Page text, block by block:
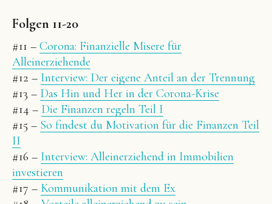
Folgen 11-20
#11 – Corona: Finanzielle Misere für
Alleinerziehende
#12 – Interview: Der eigene Anteil an der Trennung
#13 – Das Hin und Her in der Corona-Krise
#14 – Die Finanzen regeln Teil I
#15 – So findest du Motivation für die Finanzen Teil
II
#16 – Interview: Alleinerziehend in Immobilien
investieren
#17 – Kommunikation mit dem Ex